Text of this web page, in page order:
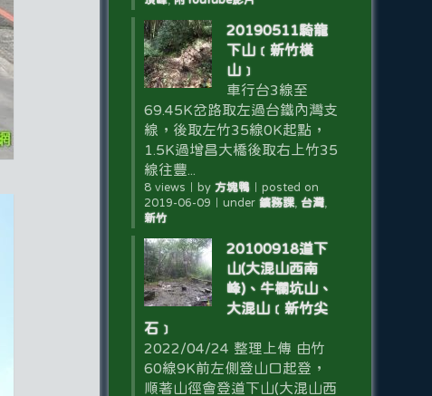
20190511騎龍
下山﹝新竹橫
山﹞
車行台3線至
69.45K岔路取左過台鐵內灣支
線，後取左竹35線0K起點，
1.5K過增昌大橋後取右上竹35
線往豐...
8 views by 方塊鴨｜ posted on
2019-06-09
under 鑛務課, 台灣,
新竹
20100918道下
山(大混山西南
峰)、牛欄坑山、
大混山﹝新竹尖
石﹞
2022/04/24 整理上傳 由竹
60線9K前左側登山口起登，
順著山徑會登道下山(大混山西